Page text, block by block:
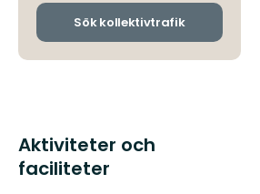
Sök kollektivtrafik
Aktiviteter och
faciliteter